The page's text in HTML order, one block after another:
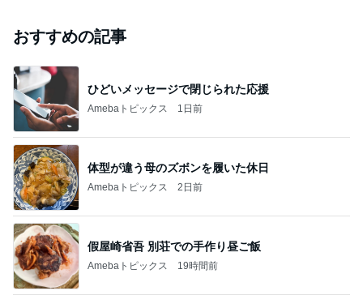
おすすめの記事
ひどいメッセージで閉じられた応援
Amebaトピックス 1日前
体型が違う母のズボンを履いた休日
Amebaトピックス 2日前
假屋崎省吾 別荘での手作り昼ご飯
Amebaトピックス 19時間前